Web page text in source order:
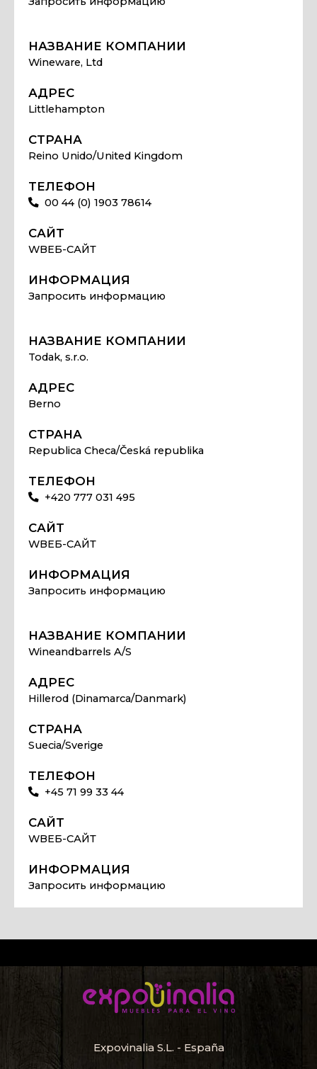
НАЗВАНИЕ КОМПАНИИ
Wineware, Ltd
АДРЕС
Littlehampton
СТРАНА
Reino Unido/United Kingdom
ТЕЛЕФОН
00 44 (0) 1903 78614
САЙТ
WВЕБ-САЙТ
ИНФОРМАЦИЯ
Запросить информацию
НАЗВАНИЕ КОМПАНИИ
Todak, s.r.o.
АДРЕС
Berno
СТРАНА
Republica Checa/Česká republika
ТЕЛЕФОН
+420 777 031 495
САЙТ
WВЕБ-САЙТ
ИНФОРМАЦИЯ
Запросить информацию
НАЗВАНИЕ КОМПАНИИ
Wineandbarrels A/S
АДРЕС
Hillerod (Dinamarca/Danmark)
СТРАНА
Suecia/Sverige
ТЕЛЕФОН
+45 71 99 33 44
САЙТ
WВЕБ-САЙТ
ИНФОРМАЦИЯ
Запросить информацию
Expovinalia S.L. - España